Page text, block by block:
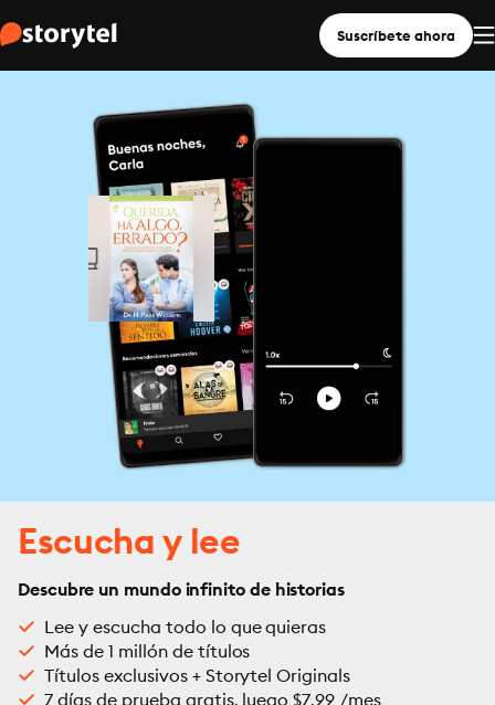
Suscríbete ahora
Escucha y lee
Descubre un mundo infinito de historias
Lee y escucha todo lo que quieras
Más de 1 millón de títulos
Títulos exclusivos + Storytel Originals
7 días de prueba gratis, luego $7.99 /mes